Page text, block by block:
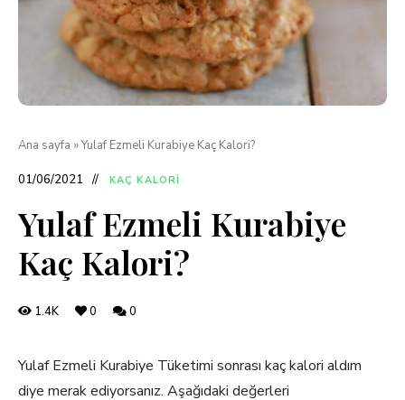
Ana sayfa »Yulaf Ezmeli Kurabiye Kaç Kalori?
01/06/2021 KAÇ KALORI
Yulaf Ezmeli Kurabiye
Kaç Kalori?
1.4K 0 0
Yulaf Ezmeli Kurabiye Tüketimi sonrası kaç kalori aldım
diye merak ediyorsanız. Aşağıdaki değerleri